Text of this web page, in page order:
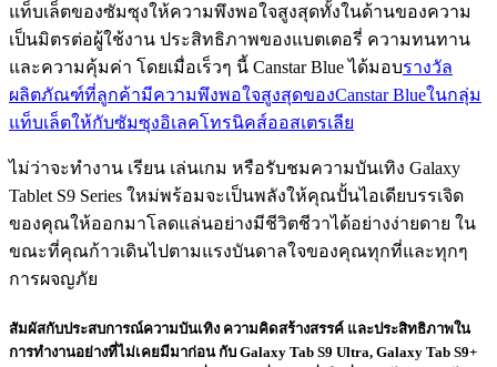
แท็บเล็ตของซัมซุงให้ความพึงพอใจสูงสุดทั้งในด้านของความ
เป็นมิตรต่อผู้ใช้งาน ประสิทธิภาพของแบตเตอรี่ ความทนทาน
และความคุ้มค่า โดยเมื่อเร็วๆ นี้ Canstar Blue ได้มอบรางวัล
ผลิตภัณฑ์ที่ลูกค้ามีความพึงพอใจสูงสุดของCanstar Blueในกลุ่ม
แท็บเล็ตให้กับซัมซุงอิเลคโทรนิคส์ออสเตรเลีย
ไม่ว่าจะทำงาน เรียน เล่นเกม หรือรับชมความบันเทิง Galaxy
Tablet S9 Series ใหม่พร้อมจะเป็นพลังให้คุณปั้นไอเดียบรรเจิด
ของคุณให้ออกมาโลดแล่นอย่างมีชีวิตชีวาได้อย่างง่ายดาย ใน
ขณะที่คุณก้าวเดินไปตามแรงบันดาลใจของคุณทุกที่และทุกๆ
การผจญภัย
สัมผัสกับประสบการณ์ความบันเทิง ความคิดสร้างสรรค์ และประสิทธิภาพใน
การทำงานอย่างที่ไม่เคยมีมาก่อน กับ Galaxy Tab S9 Ultra, Galaxy Tab S9+